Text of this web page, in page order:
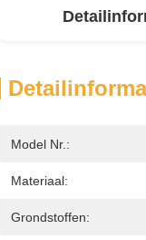
Model Nr.:
Materiaal:
Grondstoffen: